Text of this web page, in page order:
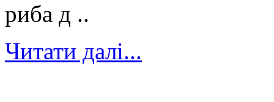
риба д ..
Читати далі...